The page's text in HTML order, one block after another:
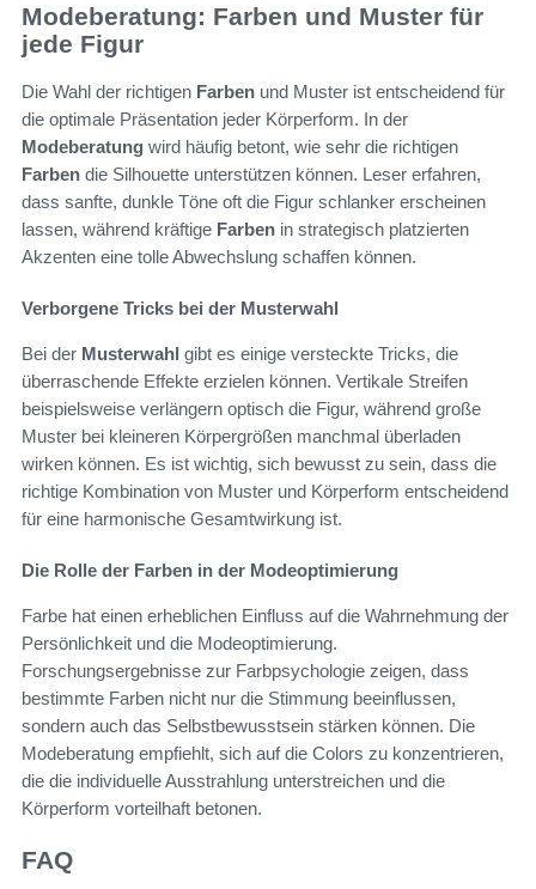
Modeberatung: Farben und Muster für
jede Figur
Die Wahl der richtigen Farben und Muster ist entscheidend für
die optimale Präsentation jeder Körperform. In der
Modeberatung wird häufig betont, wie sehr die richtigen
Farben die Silhouette unterstützen können. Leser erfahren,
dass sanfte, dunkle Töne oft die Figur schlanker erscheinen
lassen, während kräftige Farben in strategisch platzierten
Akzenten eine tolle Abwechslung schaffen können.
Verborgene Tricks bei der Musterwahl
Bei der Musterwahl gibt es einige versteckte Tricks, die
überraschende Effekte erzielen können. Vertikale Streifen
beispielsweise verlängern optisch die Figur, während große
Muster bei kleineren Körpergrößen manchmal überladen
wirken können. Es ist wichtig, sich bewusst zu sein, dass die
richtige Kombination von Muster und Körperform entscheidend
für eine harmonische Gesamtwirkung ist.
Die Rolle der Farben in der Modeoptimierung
Farbe hat einen erheblichen Einfluss auf die Wahrnehmung der
Persönlichkeit und die Modeoptimierung.
Forschungsergebnisse zur Farbpsychologie zeigen, dass
bestimmte Farben nicht nur die Stimmung beeinflussen,
sondern auch das Selbstbewusstsein stärken können. Die
Modeberatung empfiehlt, sich auf die Colors zu konzentrieren,
die die individuelle Ausstrahlung unterstreichen und die
Körperform vorteilhaft betonen.
FAQ